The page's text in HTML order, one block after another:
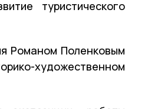
туристического
Романом Поленковым
художественном